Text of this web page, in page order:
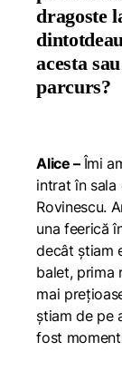
dragoste
acesta
parcurs?
Alice – Îmi
intrat în sala
Rovinescu.
una feerică
decât știam
balet, prima
mai
știam de pe
fost